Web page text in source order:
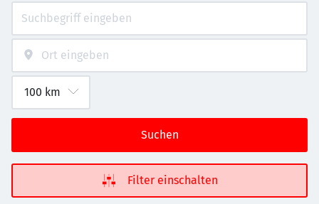
Suchen
Filter einschalten